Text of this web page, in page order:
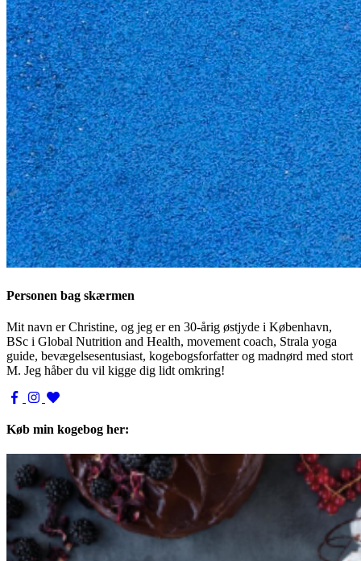
Personen bag skærmen
Mit navn er Christine, og jeg er en 30-årig østjyde i København,
BSc i Global Nutrition and Health, movement coach, Strala yoga
guide, bevægelsesentusiast, kogebogsforfatter og madnørd med stort
M. Jeg håber du vil kigge dig lidt omkring!
Køb min kogebog her: